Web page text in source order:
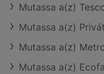
Mutassa a(z)
Mutassa a(z)
Mutassa a(z)
Mutassa a(z)